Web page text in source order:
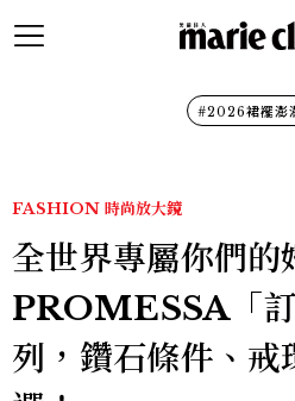
#2026裙襬澎
FASHION 時尚放大鏡
全世界專屬你們的
PROMESSA「
列，鑽石條件、戒